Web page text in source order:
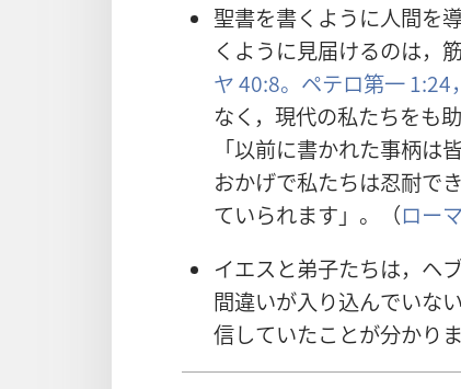
聖書を書くように人間を
くように見届けるのは， 筋
ヤ 40:8。 ペテロ第一1:24
なく， 現代の私たちをも助
「以前に書かれた事柄は
おかげで私たちは忍耐でき
ていられます」。（ロー
イエスと弟子たちは，ヘ
間違いが入り込んでいな
信していたことが分かり